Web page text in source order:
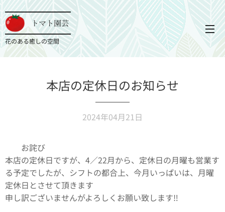
トマト園芸
花のある癒しの空間
本店の定休日のお知らせ
2024年04月21日
お詫び
本店の定休日ですが、4／22月から、定休日の月曜も営業す
る予定でしたが、シフトの都合上、今月いっぱいは、月曜
定休日とさせて頂きます🙇‍♀️
申し訳ございませんがよろしくお願い致します‼️